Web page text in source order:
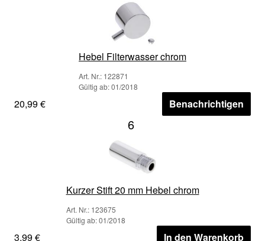
Hebel Filterwasser chrom
Art. Nr.: 122871
Gültig ab: 01/2018
20,99 € Benachrichtigen
6
Kurzer Stift 20 mm Hebel chrom
Art. Nr.: 123675
Gültig ab: 01/2018
3,99 € In den Warenkorb